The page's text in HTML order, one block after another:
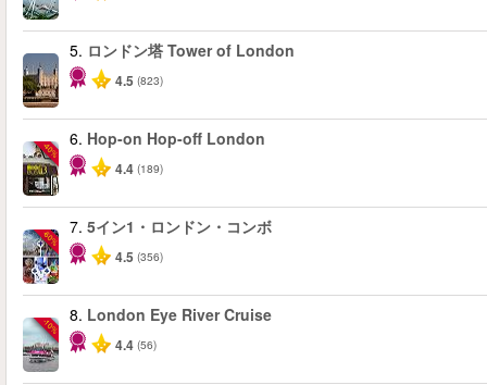
5. ロンドン塔 Tower of London
4.5 (823)
-40%
6. Hop-on Hop-off London
4.4 (189)
-60%
7. 5イン1・ロンドン・コンボ
4.5 (356)
-10%
8. London Eye River Cruise
4.4 (56)